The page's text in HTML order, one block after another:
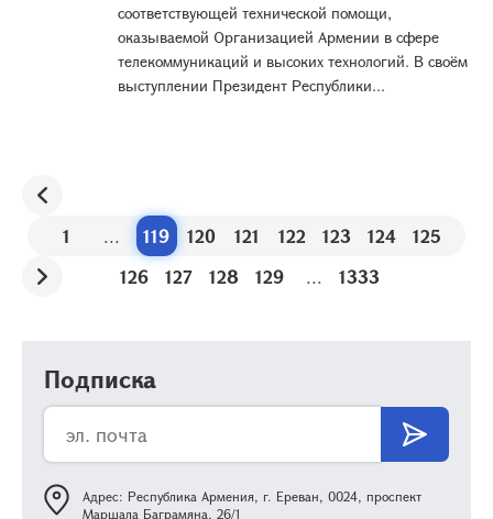
соответствующей технической помощи,
оказываемой Организацией Армении в сфере
телекоммуникаций и высоких технологий. В своём
выступлении Президент Республики...
1 ... 119 120 121 122 123 124
125
126
127 128 129 ... 1333
Подписка
Адрес: Республика Армения, г. Ереван, 0024, проспект
Маршала Баграмяна, 26/1